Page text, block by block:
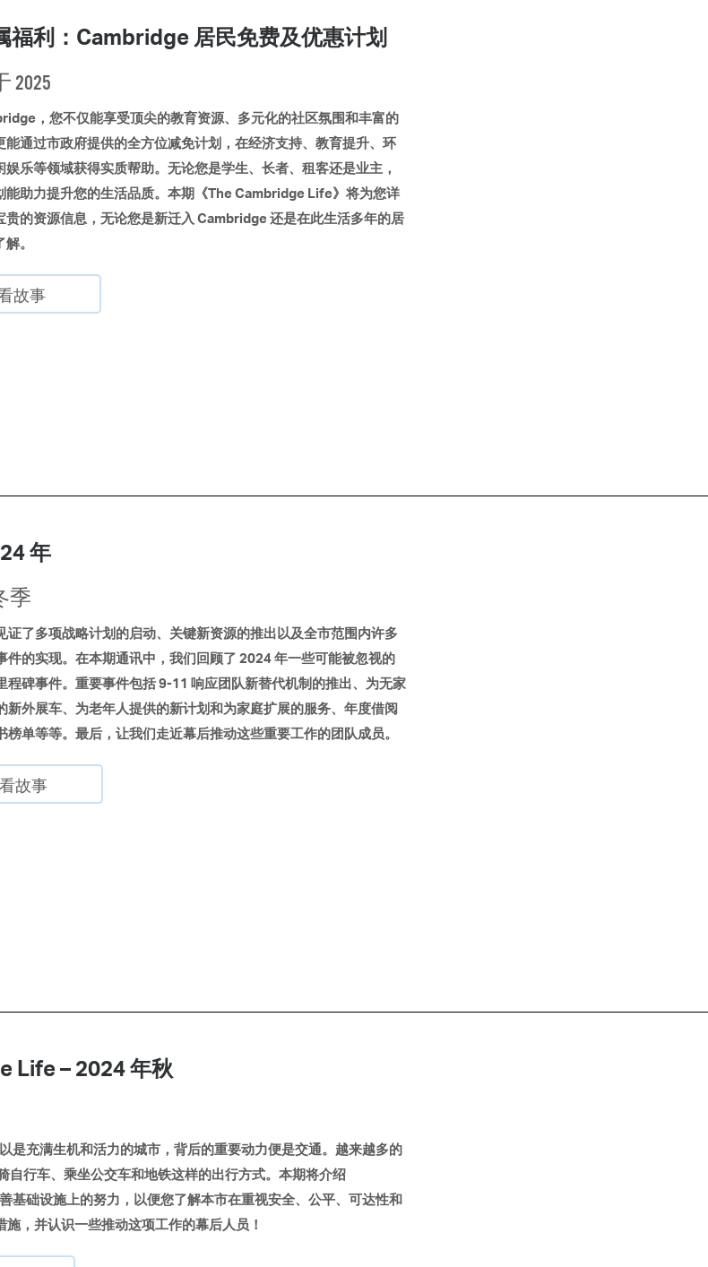
福利：Cambridge 居民免费及优惠计划
2025
，您不仅能享受顶尖的教育资源、多元化的社区氛围和丰富的
能通过市政府提供的全方位减免计划，在经济支持、教育提升、环
娱乐等领域获得实质帮助。无论您是学生、长者、租客还是业主，
能助力提升您的生活品质。本期《The Cambridge Life》将为您详
贵的资源信息，无论您是新迁入 Cambridge 还是在此生活多年的居
。
故事
年
季
证了多项战略计划的启动、关键新资源的推出以及全市范围内许多
件的实现。在本期通讯中，我们回顾了 2024 年一些可能被忽视的
程碑事件。重要事件包括 9-11 响应团队新替代机制的推出、为无家
新外展车、为老年人提供的新计划和为家庭扩展的服务、年度借阅
榜单等等。最后，让我们走近幕后推动这些重要工作的团队成员。
故事
Life – 2024 年秋
是充满生机和活力的城市，背后的重要动力便是交通。越来越多的
自行车、乘坐公交车和地铁这样的出行方式。本期将介绍
基础设施上的努力，以便您了解本市在重视安全、公平、可达性和
施，并认识一些推动这项工作的幕后人员！